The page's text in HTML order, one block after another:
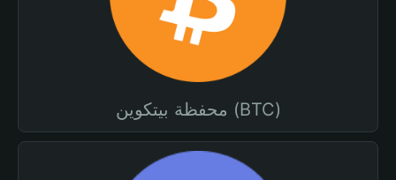
محفظة بيتكوين (BTC)